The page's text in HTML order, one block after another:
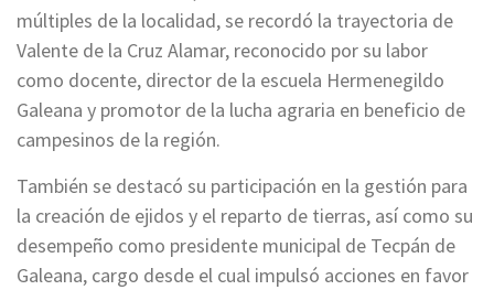
múltiples de la localidad, se recordó la trayectoria de
Valente de la Cruz Alamar, reconocido por su labor
como docente, director de la escuela Hermenegildo
Galeana y promotor de la lucha agraria en beneficio de
campesinos de la región.
También se destacó su participación en la gestión para
la creación de ejidos y el reparto de tierras, así como su
desempeño como presidente municipal de Tecpán de
Galeana, cargo desde el cual impulsó acciones en favor